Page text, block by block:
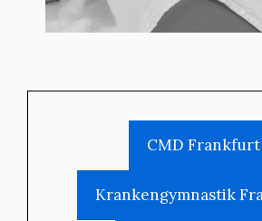
CMD Frankfurt
Krankengymnastik